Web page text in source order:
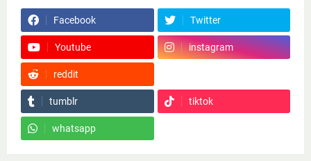
Facebook Twitter
Youtube instagram
reddit
tumblr tiktok
whatsapp